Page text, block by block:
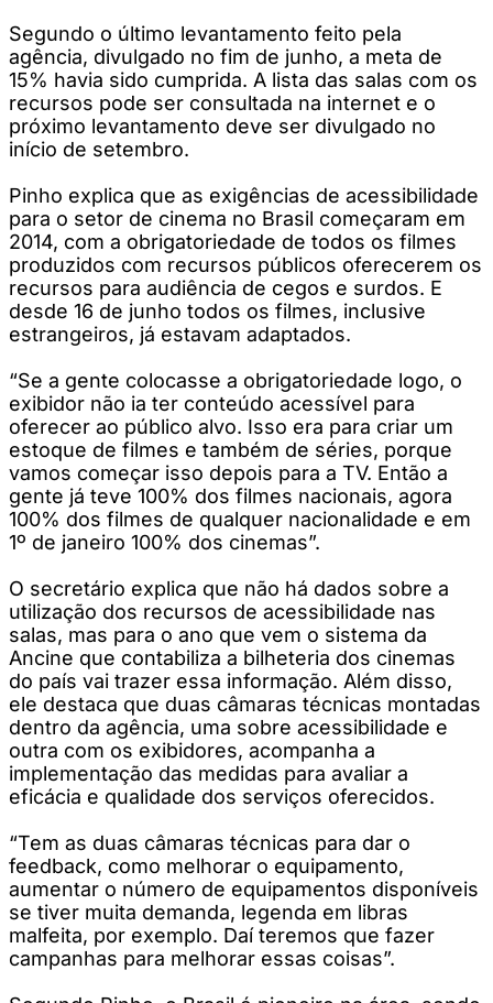
Segundo o último levantamento feito pela
agência, divulgado no fim de junho, a meta de
15% havia sido cumprida. A lista das salas com os
recursos pode ser consultada na internet e o
próximo levantamento deve ser divulgado no
início de setembro.
Pinho explica que as exigências de acessibilidade
para o setor de cinema no Brasil começaram em
2014, com a obrigatoriedade de todos os filmes
produzidos com recursos públicos oferecerem os
recursos para audiência de cegos e surdos. E
desde 16 de junho todos os filmes, inclusive
estrangeiros, já estavam adaptados.
“Se a gente colocasse a obrigatoriedade logo, o
exibidor não ia ter conteúdo acessível para
oferecer ao público alvo. Isso era para criar um
estoque de filmes e também de séries, porque
vamos começar isso depois para a TV. Então a
gente já teve 100% dos filmes nacionais, agora
100% dos filmes de qualquer nacionalidade e em
1º de janeiro 100% dos cinemas”.
O secretário explica que não há dados sobre a
utilização dos recursos de acessibilidade nas
salas, mas para o ano que vem o sistema da
Ancine que contabiliza a bilheteria dos cinemas
do país vai trazer essa informação. Além disso,
ele destaca que duas câmaras técnicas montadas
dentro da agência, uma sobre acessibilidade e
outra com os exibidores, acompanha a
implementação das medidas para avaliar a
eficácia e qualidade dos serviços oferecidos.
“Tem as duas câmaras técnicas para dar o
feedback, como melhorar o equipamento,
aumentar o número de equipamentos disponíveis
se tiver muita demanda, legenda em libras
malfeita, por exemplo. Daí teremos que fazer
campanhas para melhorar essas coisas”.